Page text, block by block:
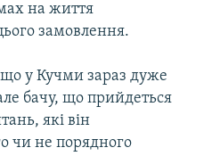
на життя
замовлення.
у Кучми зараз дуже
бачу, що прийдеться
які він
чи не порядного